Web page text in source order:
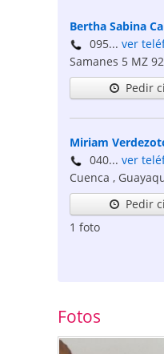
Bertha Sabina
095... ver
Samanes 5 MZ
Pedir
Miriam
040... ver
Cuenca ,
Pedir
1 foto
Fotos